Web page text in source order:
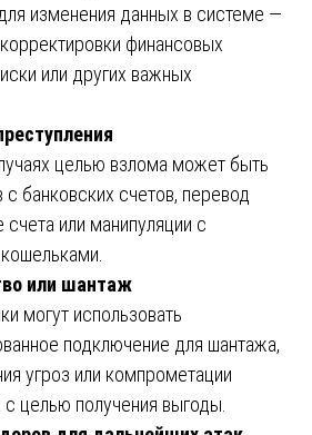
изменения данных в системе —
финансовых
или других важных
целью взлома может быть
банковских счетов, перевод
счета или манипуляции с
или шантаж
могут использовать
подключение для шантажа,
угроз или компрометации
целью получения выгоды.